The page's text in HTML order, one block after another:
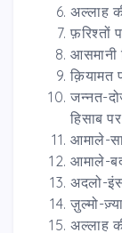
अल्लाह
फ़रिश्तों
आसमानी
क़ियामत
जन्नत-
हिसाब
आमाले-
आमाले-बद
अदलो-
ज़ुल्मो-
अल्लाह